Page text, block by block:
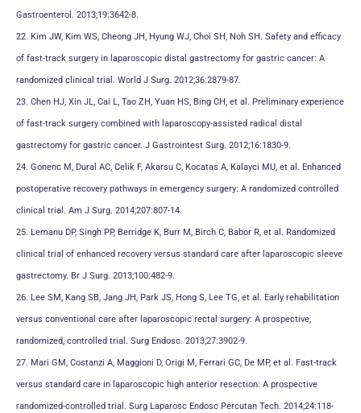
Gastroenterol. 2013;19:3642-8.
22. Kim JW, Kim WS, Cheong JH, Hyung WJ, Choi SH, Noh SH. Safety and efficacy
of fast-track surgery in laparoscopic distal gastrectomy for gastric cancer: A
randomized clinical trial. World J Surg. 2012;36:2879-87.
23. Chen HJ, Xin JL, Cai L, Tao ZH, Yuan HS, Bing CH, et al. Preliminary experience
of fast-track surgery combined with laparoscopy-assisted radical distal
gastrectomy for gastric cancer. J Gastrointest Surg. 2012;16:1830-9.
24. Gonenc M, Dural AC, Celik F, Akarsu C, Kocatas A, Kalayci MU, et al. Enhanced
postoperative recovery pathways in emergency surgery: A randomized controlled
clinical trial. Am J Surg. 2014;207:807-14.
25. Lemanu DP, Singh PP, Berridge K, Burr M, Birch C, Babor R, et al. Randomized
clinical trial of enhanced recovery versus standard care after laparoscopic sleeve
gastrectomy. Br J Surg. 2013;100:482-9.
26. Lee SM, Kang SB, Jang JH, Park JS, Hong S, Lee TG, et al. Early rehabilitation
versus conventional care after laparoscopic rectal surgery: A prospective,
randomized, controlled trial. Surg Endosc. 2013;27:3902-9.
27. Mari GM, Costanzi A, Maggioni D, Origi M, Ferrari GC, De MP, et al. Fast-track
versus standard care in laparoscopic high anterior resection: A prospective
randomized-controlled trial. Surg Laparosc Endosc Percutan Tech. 2014;24:118-